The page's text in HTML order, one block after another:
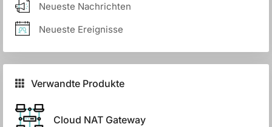
Neueste Nachrichten
Neueste Ereignisse
Verwandte Produkte
Cloud NAT Gateway